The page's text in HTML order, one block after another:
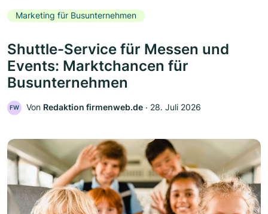
Marketing für Busunternehmen
Shuttle-Service für Messen und
Events: Marktchancen für
Busunternehmen
FW Von Redaktion firmenweb.de ‧ 28. Juli 2026